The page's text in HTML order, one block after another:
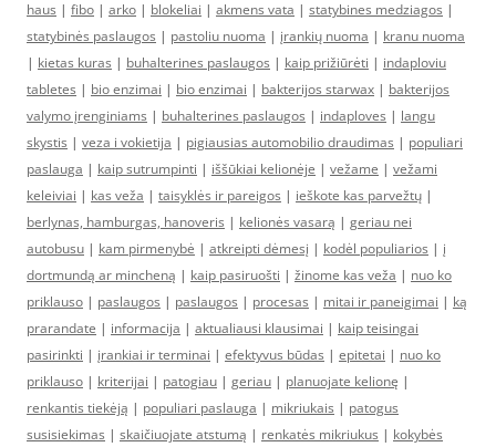
haus | fibo | arko | blokeliai | akmens vata | statybines medziagos |
statybinės paslaugos | pastoliu nuoma | įrankių nuoma | kranu nuoma
| kietas kuras | buhalterines paslaugos | kaip prižiūrėti | indaploviu
tabletes | bio enzimai | bio enzimai | bakterijos starwax | bakterijos
valymo įrenginiams | buhalterines paslaugos | indaploves | langu
skystis | veza i vokietija | pigiausias automobilio draudimas | populiari
paslauga | kaip sutrumpinti | iššūkiai kelionėje | vežame | vežami
keleiviai | kas veža | taisyklės ir pareigos | ieškote kas parvežtų |
berlynas, hamburgas, hanoveris | kelionės vasarą | geriau nei
autobusu | kam pirmenybė | atkreipti dėmesį | kodėl populiarios | į
dortmundą ar mincheną | kaip pasiruošti | žinome kas veža | nuo ko
priklauso | paslaugos | paslaugos | procesas | mitai ir paneigimai | ką
prarandate | informacija | aktualiausi klausimai | kaip teisingai
pasirinkti | įrankiai ir terminai | efektyvus būdas | epitetai | nuo ko
priklauso | kriterijai | patogiau | geriau | planuojate kelionę |
renkantis tiekėją | populiari paslauga | mikriukais | patogus
susisiekimas | skaičiuojate atstumą | renkatės mikriukus | kokybės